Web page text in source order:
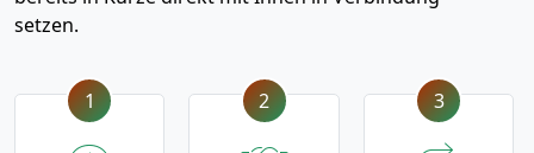
setzen.